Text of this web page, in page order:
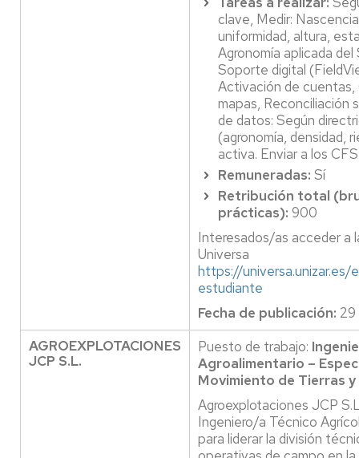
clave, Medir:
uniformidad, altura,
Agronomía aplicada
Soporte digital
Activación de cuentas,
mapas, Reconciliación
de datos: Según
(agronomía, densidad,
activa. Enviar a los CFS
Remuneradas: Sí
Retribución total
prácticas): 900
Interesados/as acceder a
Universa
https://
estudiante
Fecha de publicación: 29
AGROEXPLOTACIONES
JCP S.L.
Puesto de trabajo:
Agroalimentario –
Movimiento de Tierras
Agroexplotaciones JCP
Ingeniero/a Técnico
para liderar la división